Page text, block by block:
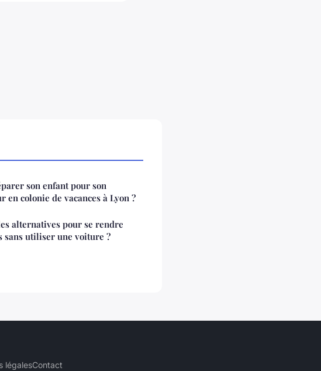
son enfant pour son
en colonie de vacances à Lyon ?
alternatives pour se rendre
sans utiliser une voiture ?
légalesContact